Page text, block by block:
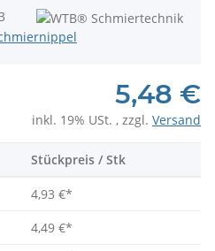
5,48 €
inkl. 19% USt. , zzgl. Versand
Stückpreis / Stk
4,93 €*
4,49 €*